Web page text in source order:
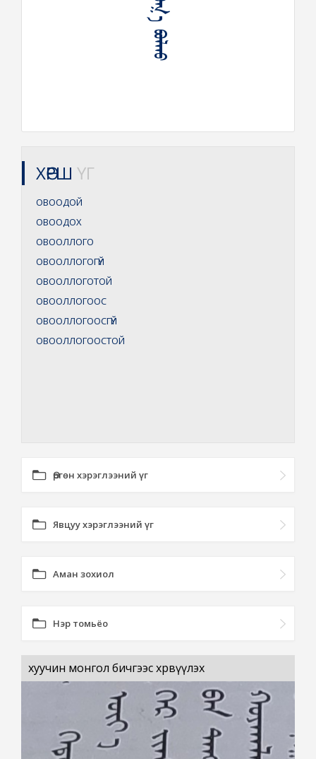
ᠣᠪᠤᠭ᠎ᠠ ᠪᠣᠯᠬᠤ
ХӨРШ ҮГ
ОВООДОЙ
ОВООДОХ
ОВООЛЛОГО
ОВООЛЛОГОГҮЙ
ОВООЛЛОГОТОЙ
ОВООЛЛОГООС
ОВООЛЛОГООСГҮЙ
ОВООЛЛОГООСТОЙ
Өргөн хэрэглээний үг
Явцуу хэрэглээний үг
Аман зохиол
Нэр томьёо
хуучин монгол бичгээс хөрвүүлэх